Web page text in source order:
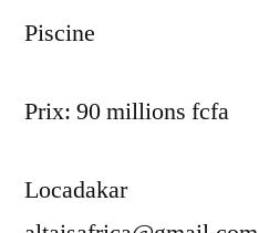
Piscine
Prix: 90 millions fcfa
Locadakar